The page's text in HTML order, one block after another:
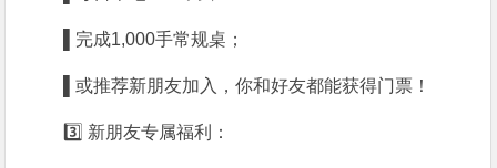
完成1,000手常规桌 ；
▌或推荐新朋友加入，你和好友都能获得门票！
3️⃣ 新朋友专属福利：